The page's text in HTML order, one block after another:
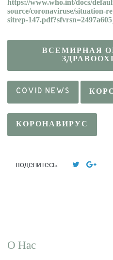
https://www.who.int/docs/
source/coronaviruse/situation-
sitrep-
ВСЕМИРНАЯ
COVID NEWS
КОРОНАВИРУС
поделитесь:
О Нас